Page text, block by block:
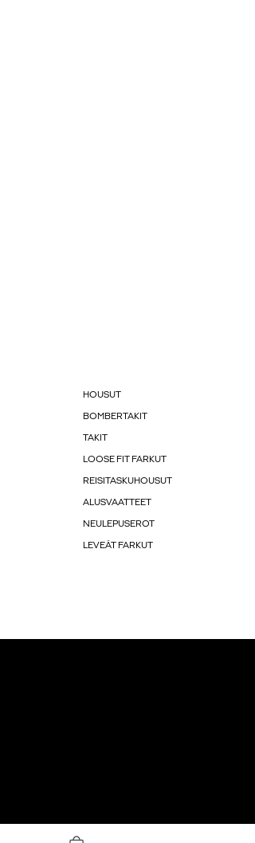
HOUSUT
BOMBERTAKIT
TAKIT
LOOSE FIT FARKUT
REISITASKUHOUSUT
ALUSVAATTEET
NEULEPUSEROT
LEVEÄT FARKUT